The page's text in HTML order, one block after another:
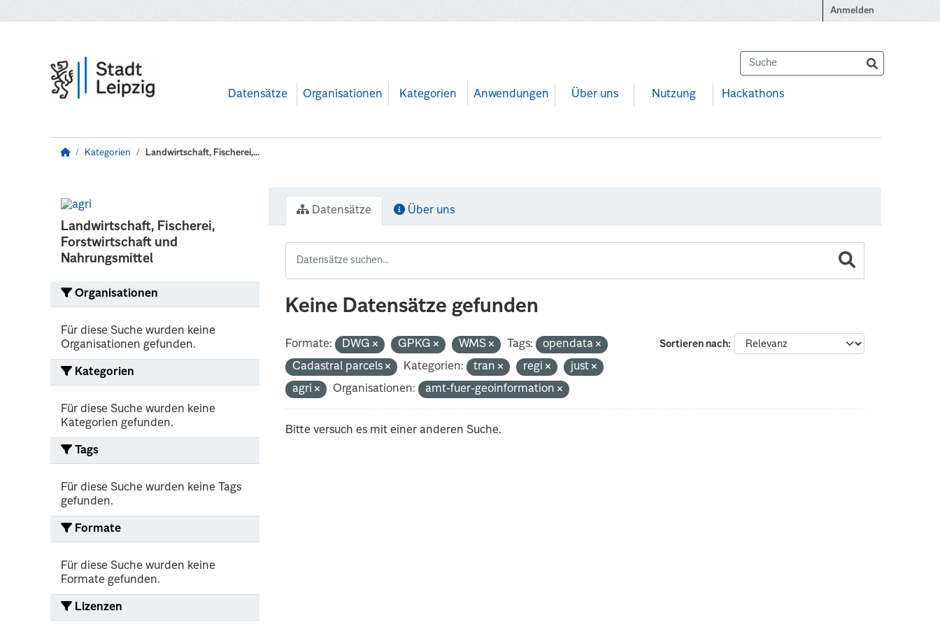
Anmelden
Datensätze Organisationen Kategorien Anwendungen Über uns Nutzung Hackathons
Kategorien Landwirtschaft, Fischerei,...
Landwirtschaft, Fischerei,
Forstwirtschaft und
Nahrungsmittel
Organisationen
Für diese Suche wurden keine
Organisationen gefunden.
Kategorien
Für diese Suche wurden keine
Kategorien gefunden.
Tags
Für diese Suche wurden keine Tags
gefunden.
Formate
Für diese Suche wurden keine
Formate gefunden.
Lizenzen
Datensätze Über uns
Keine Datensätze gefunden
Sortieren nach
Formate: DWG GPKG WMS Tags:
opendata
Cadastral parcels
Kategorien: tran regi
just
agri
Organisationen: amt-fuer-geoinformation
Bitte versuch es mit einer anderen Suche.